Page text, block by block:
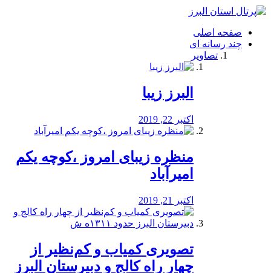
فصد
شرق
تهران
خشکشویی
صفحه اصلی
چند رسانه ای
تصاویر
البرز زیبا
اکتبر 22, 2019
منظره‌‌ زیبای امروز ،کوچه یکم
امیرآباد
اکتبر 21, 2019
️تصویری کمیاب و کم‌نظیر از
چهار راه كالج و دبيرستان البرز